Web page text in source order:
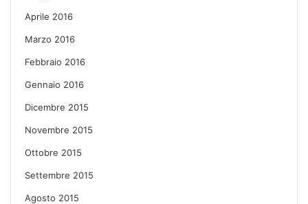
Aprile 2016
Marzo 2016
Febbraio 2016
Gennaio 2016
Dicembre 2015
Novembre 2015
Ottobre 2015
Settembre 2015
Agosto 2015